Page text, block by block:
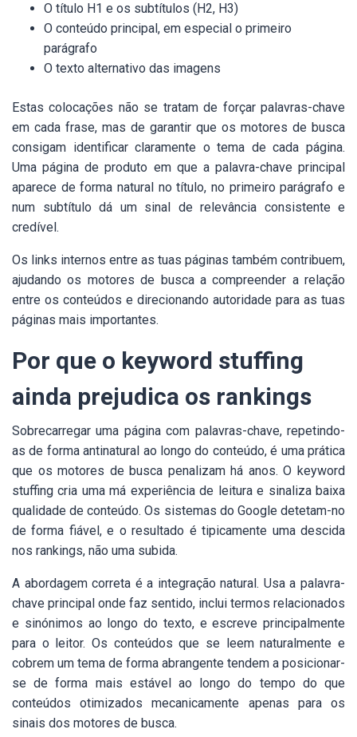
O título H1 e os subtítulos (H2, H3)
O conteúdo principal, em especial o primeiro
parágrafo
O texto alternativo das imagens
Estas colocações não se tratam de forçar palavras-chave
em cada frase, mas de garantir que os motores de busca
consigam identificar claramente o tema de cada página.
Uma página de produto em que a palavra-chave principal
aparece de forma natural no título, no primeiro parágrafo e
num subtítulo dá um sinal de relevância consistente e
credível.
Os links internos entre as tuas páginas também contribuem,
ajudando os motores de busca a compreender a relação
entre os conteúdos e direcionando autoridade para as tuas
páginas mais importantes.
Por que o keyword stuffing
ainda prejudica os rankings
Sobrecarregar uma página com palavras-chave, repetindo-
as de forma antinatural ao longo do conteúdo, é uma prática
que os motores de busca penalizam há anos. O keyword
stuffing cria uma má experiência de leitura e sinaliza baixa
qualidade de conteúdo. Os sistemas do Google detetam-no
de forma fiável, e o resultado é tipicamente uma descida
nos rankings, não uma subida.
A abordagem correta é a integração natural. Usa a palavra-
chave principal onde faz sentido, inclui termos relacionados
e sinónimos ao longo do texto, e escreve principalmente
para o leitor. Os conteúdos que se leem naturalmente e
cobrem um tema de forma abrangente tendem a posicionar-
se de forma mais estável ao longo do tempo do que
conteúdos otimizados mecanicamente apenas para os
sinais dos motores de busca.